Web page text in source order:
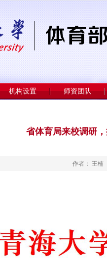
机构设置 师资团队
省体育局来校调研
作者： 王